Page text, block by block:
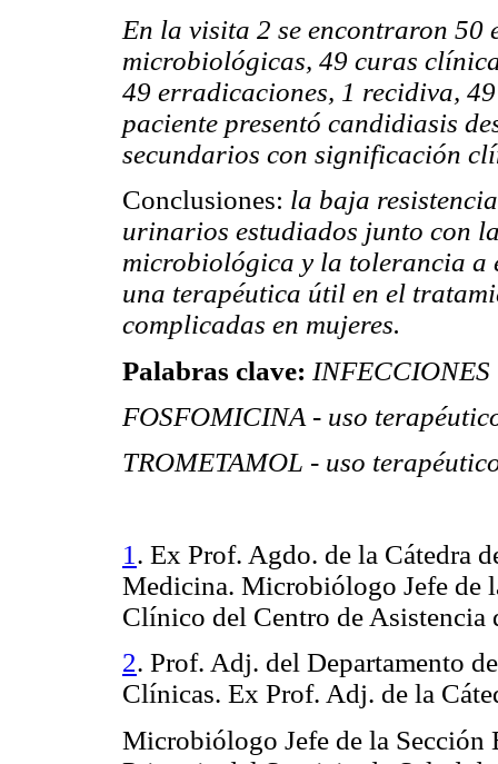
En la visita 2 se encontraron 50
microbiológicas, 49 curas
49 erradicaciones, 1 recidiva,
paciente presentó candidiasis
secundarios con significación
Conclusiones: la baja
urinarios estudiados junto con
microbiológica y la tolerancia a
una terapéutica útil en el
complicadas en mujeres.
Palabras clave:
FOSFOMICINA - uso
TROMETAMOL - uso
1 . Ex Prof. Agdo. de la Cátedra
Medicina. Microbiólogo Jefe de
Clínico del Centro de
2. Prof. Adj. del Departamento
Clínicas. Ex Prof. Adj. de la
Microbiólogo Jefe de la